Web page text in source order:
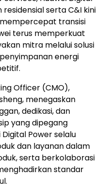
residensial serta C&I kini
transisi
terus memperkuat
mitra melalui solusi
energi
Officer (CMO),
menegaskan
dedikasi, dan
yang dipegang
Digital Power selalu
dan layanan dalam
serta berkolaborasi
standar